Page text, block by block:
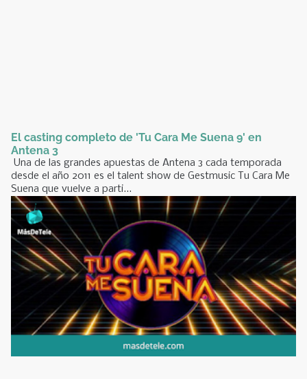
El casting completo de 'Tu Cara Me Suena 9' en
Antena 3
Una de las grandes apuestas de Antena 3 cada temporada
desde el año 2011 es el talent show de Gestmusic Tu Cara Me
Suena que vuelve a parti...